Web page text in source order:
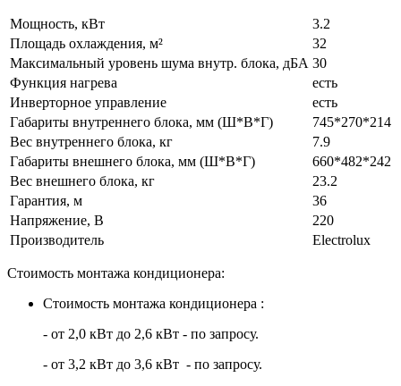
Мощность, кВт
3.2
Площадь охлаждения, м²
32
Максимальный уровень шума внутр. блока, дБА 30
Функция нагрева
есть
Инверторное управление
есть
Габариты внутреннего блока, мм (Ш*В*Г)
745*270*214
Вес внутреннего блока, кг
7.9
Габариты внешнего блока, мм (Ш*В*Г)
660*482*242
Вес внешнего блока, кг
23.2
Гарантия, м
36
Напряжение, В
220
Производитель
Electrolux
Стоимость монтажа кондиционера:
Стоимость монтажа кондиционера :
- от 2,0 кВт до 2,6 кВт - по запросу.
- от 3,2 кВт до 3,6 кВт - по запросу.